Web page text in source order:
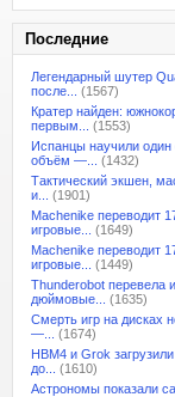
Последние
Легендарный шутер
после...
(1567)
Кратер найден:
первым...
(1553)
Испанцы научили один
объём —...
(1432)
Тактический экшен,
и...
(1901)
Machenike переводит
игровые...
(1649)
Machenike переводит
игровые...
(1449)
Thunderobot перевела
дюймовые...
(1635)
Смерть игр на дисках
—...
(1674)
HBM4 и Grok
до...
(1610)
Астрономы показали